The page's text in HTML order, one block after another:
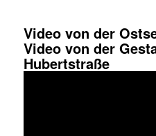
Video von der
Video von der
Hubertstraße